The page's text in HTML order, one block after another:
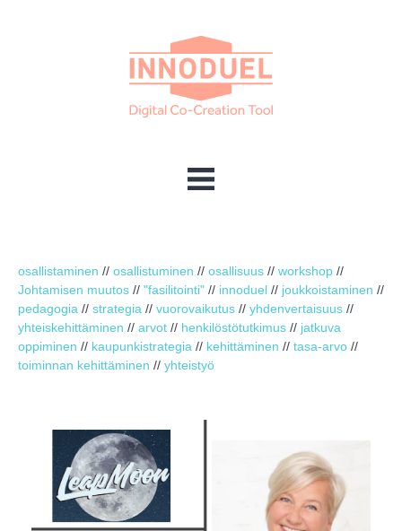
osallistaminen // osallistuminen // osallisuus // workshop //
Johtamisen muutos // "fasilitointi" // innoduel // joukkoistaminen //
pedagogia // strategia // vuorovaikutus // yhdenvertaisuus //
yhteiskehittäminen // arvot // henkilöstötutkimus // jatkuva
oppiminen // kaupunkistrategia // kehittäminen // tasa-arvo //
toiminnan kehittäminen // yhteistyö